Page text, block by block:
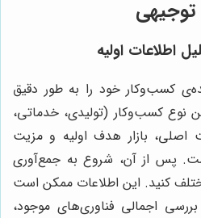
کسب‌وکار خود را به طور دقیق
نوع کسب‌وکار (تولیدی، خدماتی،
اصلی، بازار هدف اولیه و مزیت
پس از آن، شروع به جمع‌آوری
کنید. این اطلاعات ممکن است
بررسی اجمالی فناوری‌های موجود،